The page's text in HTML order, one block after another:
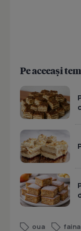
Pe aceeași
oua faina